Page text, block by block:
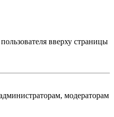
вверху страницы
модераторам